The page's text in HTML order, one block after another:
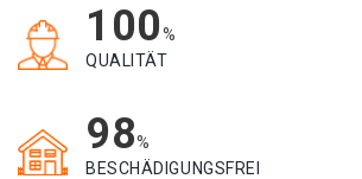
100%
QUALITÄT
98%
BESCHÄDIGUNGSFREI